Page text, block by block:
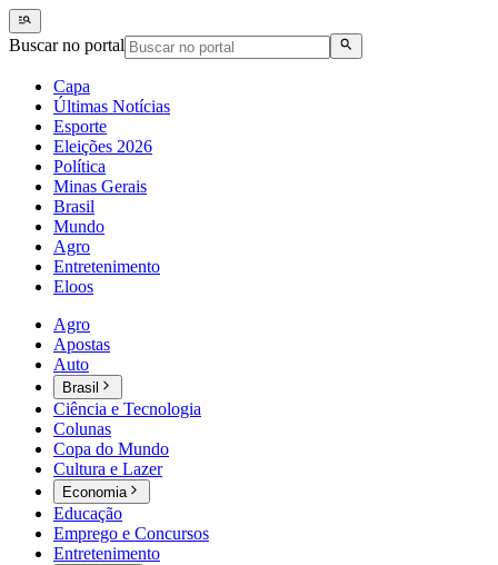
Buscar no portal
Capa
Últimas Notícias
Esporte
Eleições 2026
Política
Minas Gerais
Brasil
Mundo
Agro
Entretenimento
Eloos
Agro
Apostas
Auto
Brasil
Ciência e Tecnologia
Colunas
Copa do Mundo
Cultura e Lazer
Economia
Educação
Emprego e Concursos
Entretenimento